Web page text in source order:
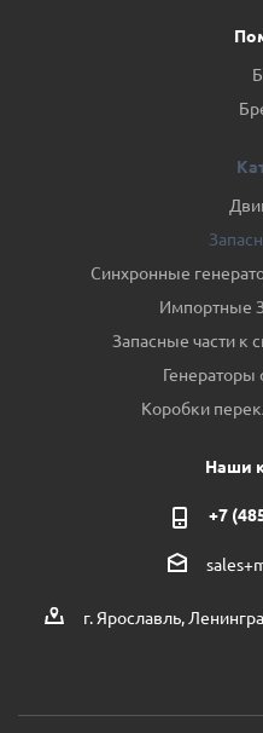
Синхронные
Импортные
Запасные части к
Коробки
Наши
+7
г. Ярославль,